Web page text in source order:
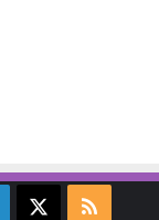
ملخص